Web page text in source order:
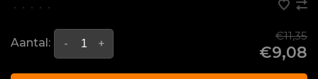
• • • • •
Aantal: +
-
€11,35
€9,08